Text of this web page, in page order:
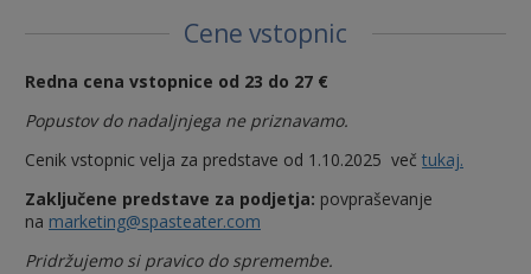
Cene vstopnic
Redna cena vstopnice od 23 do 27 €
Popustov do nadaljnjega ne priznavamo.
Cenik vstopnic velja za predstave od 1.10.2025 več tukaj.
Zaključene predstave za podjetja: povpraševanje
na marketing@spasteater.com
Pridržujemo si pravico do spremembe.